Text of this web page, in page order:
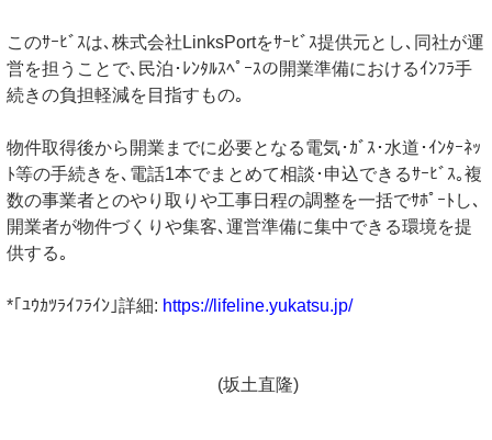
このｻｰﾋﾞｽは､株式会社LinksPortをｻｰﾋﾞｽ提供元とし､同社が運
営を担うことで､民泊･ﾚﾝﾀﾙｽﾍﾟｰｽの開業準備におけるｲﾝﾌﾗ手
続きの負担軽減を目指すもの｡
物件取得後から開業までに必要となる電気･ｶﾞｽ･水道･ｲﾝﾀｰﾈｯ
ﾄ等の手続きを､電話1本でまとめて相談･申込できるｻｰﾋﾞｽ｡複
数の事業者とのやり取りや工事日程の調整を一括でｻﾎﾟｰﾄし､
開業者が物件づくりや集客､運営準備に集中できる環境を提
供する｡
*｢ﾕｳｶﾂﾗｲﾌﾗｲﾝ｣詳細: https://lifeline.yukatsu.jp/
(坂土直隆)